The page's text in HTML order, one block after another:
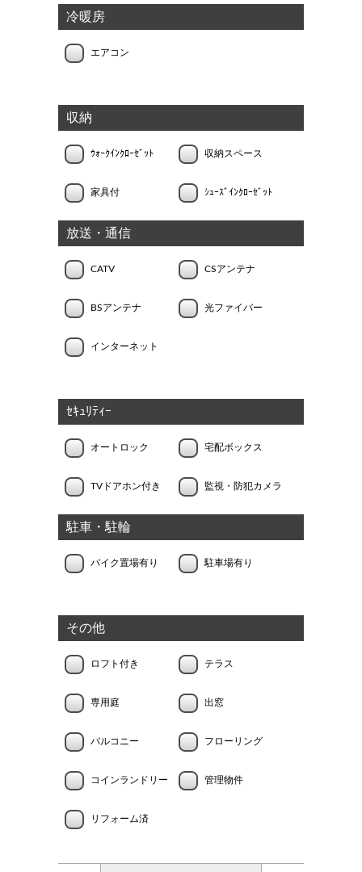
冷暖房
エアコン
収納
ｳｫｰｸｲﾝｸﾛｰｾﾞｯﾄ 収納スペース
家具付 ｼｭｰｽﾞｲﾝｸﾛｰｾﾞｯﾄ
放送・通信
CATV CSアンテナ
BSアンテナ 光ファイバー
インターネット
ｾｷｭﾘﾃｨｰ
オートロック 宅配ボックス
TVドアホン付き 監視・防犯カメラ
駐車・駐輪
バイク置場有り 駐車場有り
その他
ロフト付き テラス
専用庭 出窓
バルコニー フローリング
コインランドリー 管理物件
リフォーム済